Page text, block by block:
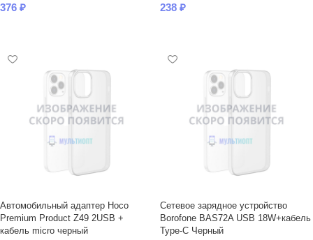
376 ₽ 238 ₽
Автомобильный адаптер Hoco
Premium Product Z49 2USB +
кабель micro черный
Сетевое зарядное устройство
Borofone BAS72A USB 18W+кабель
Type-C Черный